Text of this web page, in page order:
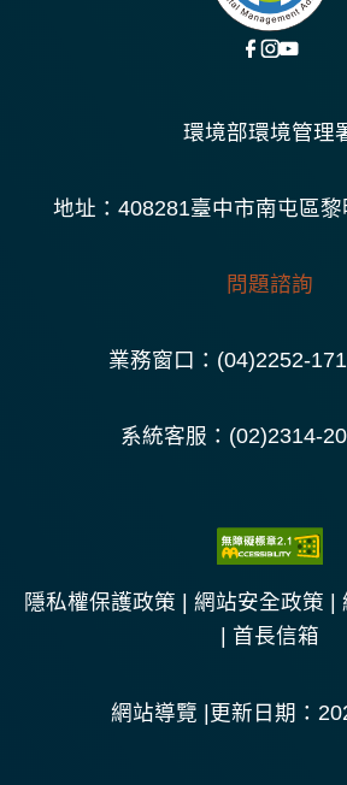
環境部環境管理
地址：408281臺中市南屯區
問題諮詢
業務窗口：(04)2252-
系統客服：(02)2314-
隱私權保護政策 網站安全政策
首長信箱
網站導覽 |更新日期：